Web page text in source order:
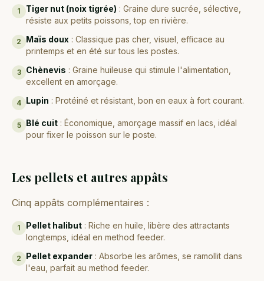
1 Tiger nut (noix tigrée) : Graine dure sucrée, sélective,
résiste aux petits poissons, top en rivière.
2 Maïs doux : Classique pas cher, visuel, efficace au
printemps et en été sur tous les postes.
3 Chènevis : Graine huileuse qui stimule l'alimentation,
excellent en amorçage.
4 Lupin : Protéiné et résistant, bon en eaux à fort courant.
5 Blé cuit : Économique, amorçage massif en lacs, idéal
pour fixer le poisson sur le poste.
Les pellets et autres appâts
Cinq appâts complémentaires :
1 Pellet halibut : Riche en huile, libère des attractants
longtemps, idéal en method feeder.
2 Pellet expander : Absorbe les arômes, se ramollit dans
l'eau, parfait au method feeder.